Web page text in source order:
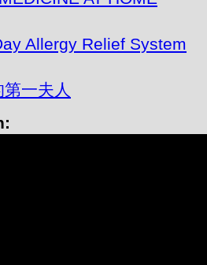
Allergy Relief System
一夫人